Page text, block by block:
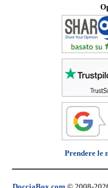
Prendere le